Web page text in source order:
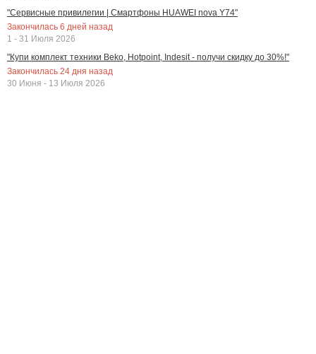
"Сервисные привилегии | Смартфоны HUAWEI nova Y74"
Закончилась 6 дней назад
1 - 31 Июля 2026
"Купи комплект техники Beko, Hotpoint, Indesit - получи скидку до 30%!"
Закончилась 24 дня назад
30 Июня - 13 Июля 2026